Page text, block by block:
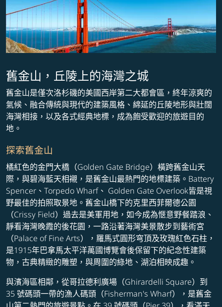
舊金山，丘陵上的海灣之城
舊金山是僅次洛杉磯的美國西岸第二大都會區，終年涼爽的
氣候、融合傳統與現代的建築風格、綿延的丘陵地形與壯闊
海灣相接，以及各式經典地標，成為飽受歡迎的旅遊目的
地。
探索舊金山
橘紅色的金門大橋（Golden Gate Bridge）橫跨舊金山天
際，與碧海藍天相襯，是舊金山最熱門的地標建築。Battery
Spencer、Torpedo Wharf、 Golden Gate Overlook皆是視
野最佳的拍照取景地。舊金山橋下的克里西菲爾德公園
（Crissy Field）過去是美軍用地，如今成為愜意野餐踏浪、
靜看海灣晚霞的後花園，一路沿著海灣美景散步到藝術宮
（Palace of Fine Arts），羅馬式圓形穹頂及玫瑰紅色石柱，
是1915年巴拿馬太平洋萬國博覽會後保留下的紀念性建築
物，古典精緻的雕塑，與周圍的綠地、湖泊相映成趣。
與濱海區相鄰，從哥拉德利廣場（Ghirardelli Square）到
35 號碼頭一帶的漁人碼頭（Fisherman's Wharf），是舊金